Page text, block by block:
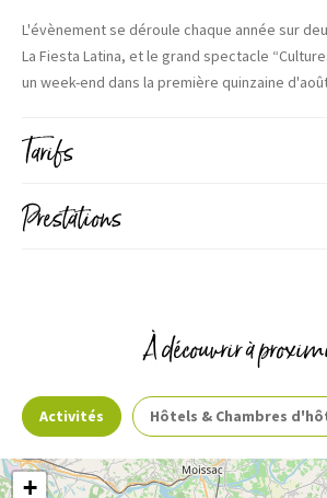
L'évènement se déroule chaque année sur
La Fiesta Latina, et le grand spectacle
un week-end dans la première quinzaine
Tarifs
payants ainsi que certains spectacles éclatés.
Prestations
+
À découvrir à
Activités Hôtels & Chambres